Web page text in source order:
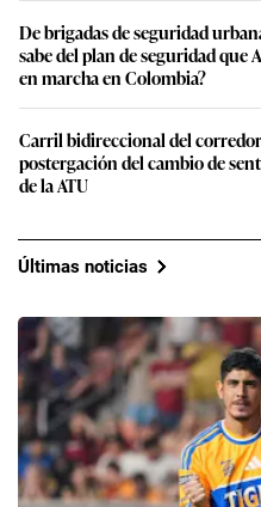
De brigadas de seguridad
sabe del plan de seguridad que
en marcha en Colombia?
Carril bidireccional del
postergación del cambio de
de la ATU
Últimas noticias